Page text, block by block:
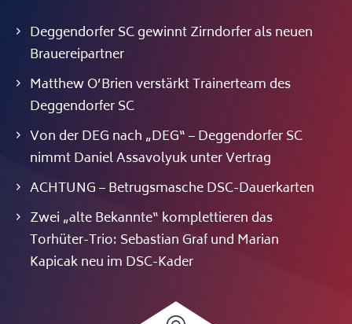
Deggendorfer SC gewinnt Zirndorfer als neuen
Brauereipartner
Matthew O’Brien verstärkt Trainerteam des
Deggendorfer SC
Von der DEG nach „DEG“ – Deggendorfer SC
nimmt Daniel Assavolyuk unter Vertrag
ACHTUNG – Betrugsmasche DSC-Dauerkarten
Zwei „alte Bekannte“ komplettieren das
Torhüter-Trio: Sebastian Graf und Marian
Kapicak neu im DSC-Kader